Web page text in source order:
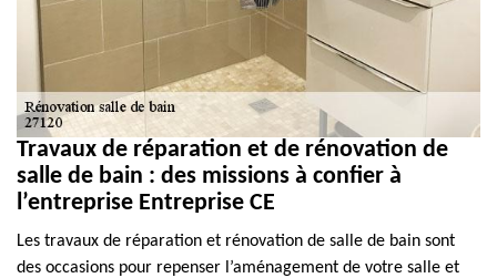
Travaux de réparation et de rénovation de
salle de bain : des missions à confier à
l’entreprise Entreprise CE
Les travaux de réparation et rénovation de salle de bain sont
des occasions pour repenser l’aménagement de votre salle et